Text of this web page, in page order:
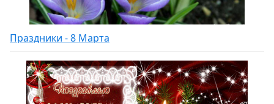
Праздники - 8 Марта